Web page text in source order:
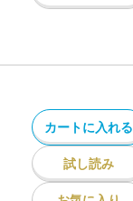
カートに入れる
試し読み